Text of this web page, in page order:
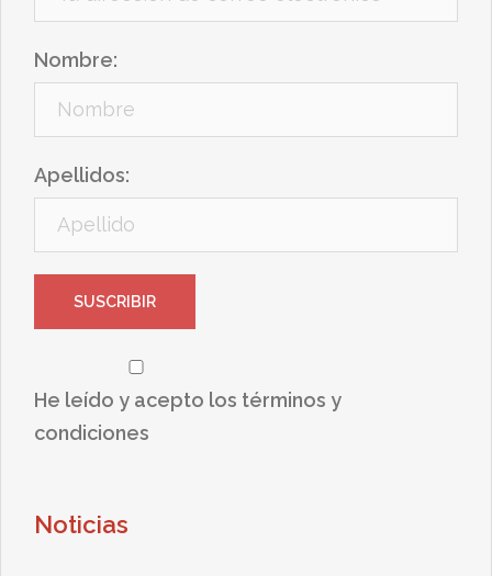
Nombre:
Apellidos:
He leído y acepto los términos y
condiciones
Noticias